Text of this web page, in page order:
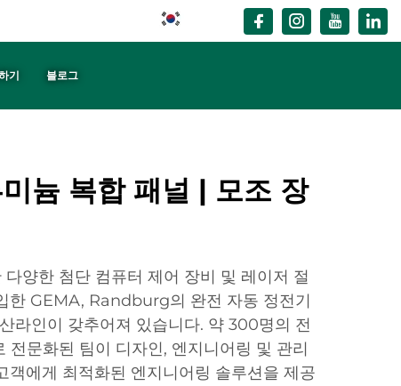
기 블로그
늄 복합 패널 | 모조 장
양한 첨단 컴퓨터 제어 장비 및 레이저 절
한 GEMA, Randburg의 완전 자동 정전기
라인이 갖추어져 있습니다. 약 300명의 전
전문화된 팀이 디자인, 엔지니어링 및 관리
객에게 최적화된 엔지니어링 솔루션을 제공